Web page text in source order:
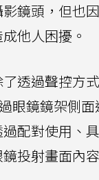
鏡頭，但也
他人困擾。
透過聲控方
眼鏡鏡架側
配對使用、
投射畫面內